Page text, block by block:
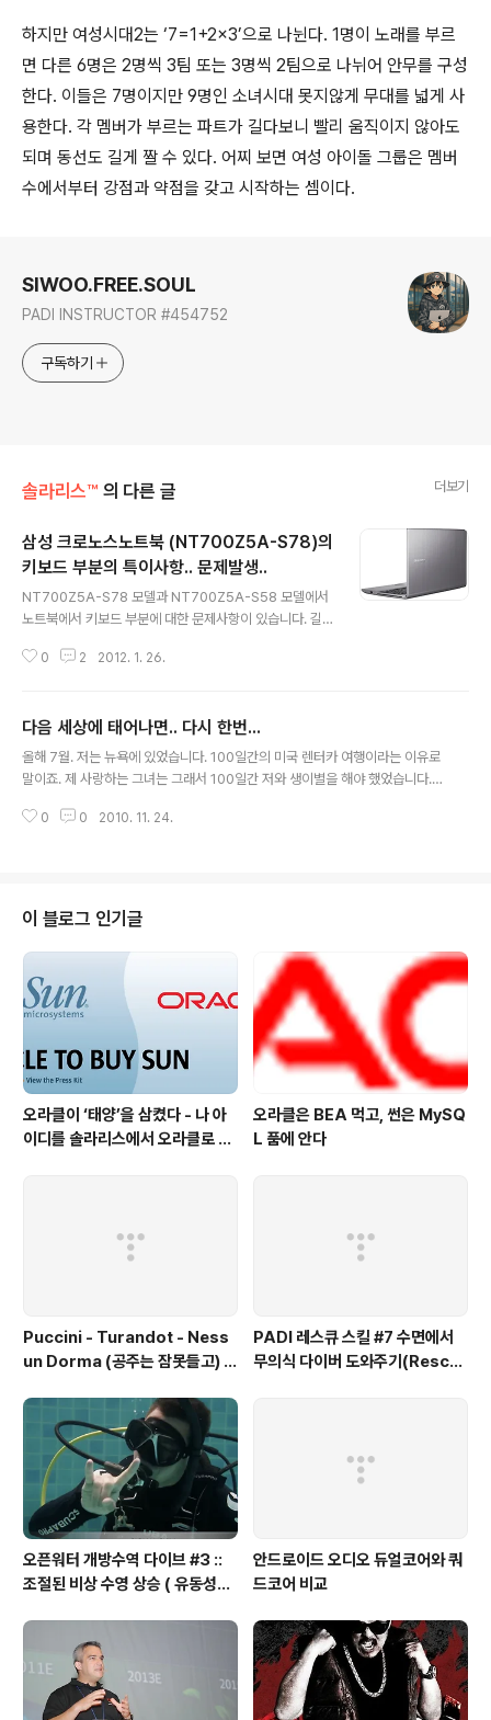
하지만 여성시대2는 ‘7=1+2×3’으로 나뉜다. 1명이 노래를 부르
면 다른 6명은 2명씩 3팀 또는 3명씩 2팀으로 나뉘어 안무를 구성
한다. 이들은 7명이지만 9명인 소녀시대 못지않게 무대를 넓게 사
용한다. 각 멤버가 부르는 파트가 길다보니 빨리 움직이지 않아도
되며 동선도 길게 짤 수 있다. 어찌 보면 여성 아이돌 그룹은 멤버
수에서부터 강점과 약점을 갖고 시작하는 셈이다.
SIWOO.FREE.SOUL
PADI INSTRUCTOR #454752
구독하기
솔라리스™ 의 다른 글 더보기
삼성 크로노스노트북 (NT700Z5A-S78)의
키보드 부분의 특이사항.. 문제발생..
NT700Z5A-S78 모델과 NT700Z5A-S58 모델에서
노트북에서 키보드 부분에 대한 문제사항이 있습니다. 길
북에서는 발생되지 않는 것인데 양쪽 사이드를 누르면 키
습니다. 중심부를 누르면 동작을 합니다. A/S센터에서 동
일기종으로 교환을 한뒤에 다시 한번 해보니.. 헐.. 동일증
상이 또 나오네요. 담당 A/S기사의 말.. 환불신청해 드릴까
층에 있는 디지털플라자로 가서 구매한 직원에게 애기를
0 2 2012. 1. 26.
다음 세상에 태어나면.. 다시 한번...
올해 7월. 저는 뉴욕에 있었습니다. 100일간의 미국 렌터카 여행이라는 이유로
말이죠. 제 사랑하는 그녀는 그래서 100일간 저와 생이별을 해야 했었습니다.
결혼을 하고 싶었고, 그래서 여행 도중에 프로포즈를 위한 준비를 준비하게 되
더 기억될만한 저만 할 수 있는 특별한 프러포즈가 하고 싶었습니다. 제 사랑하
는 사람은 사람들 앞에서 다같이 축하받는 것 보다는 단둘이 있는 시간을 즐기
는 사람이기..
0 0 2010. 11. 24.
이 블로그 인기글
오라클이 ‘태양’을 삼켰다 - 나 아
이디를 솔라리스에서 오라클로 바
오라클은 BEA 먹고, 썬은 MySQ
L 품에 안다
Puccini - Turandot - Ness
un Dorma (공주는 잠못들고) /
PADI 레스큐 스킬 #7 수면에서
무의식 다이버 도와주기(Rescu
오픈워터 개방수역 다이브 #3 ::
조절된 비상 수영 상승 ( 유동성다
안드로이드 오디오 듀얼코어와 쿼
드코어 비교